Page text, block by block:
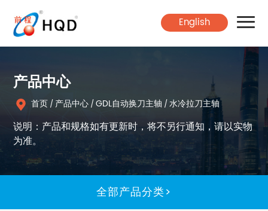
English
产品中心
关于翰琪
新闻中心
产品中心
首页 / 产品中心 / GDL自动换刀主轴 / 水冷拉刀主轴
说明：产品和规格如有更新时，将不另行通知，请以实物
为准。
全部产品分类>